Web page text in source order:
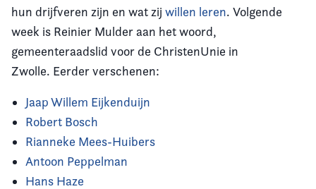
hun drijfveren zijn en wat zij willen leren. Volgende
week is Reinier Mulder aan het woord,
gemeenteraadslid voor de ChristenUnie in
Zwolle. Eerder verschenen:
Jaap Willem Eijkenduijn
Robert Bosch
Rianneke Mees-Huibers
Antoon Peppelman
Hans Haze